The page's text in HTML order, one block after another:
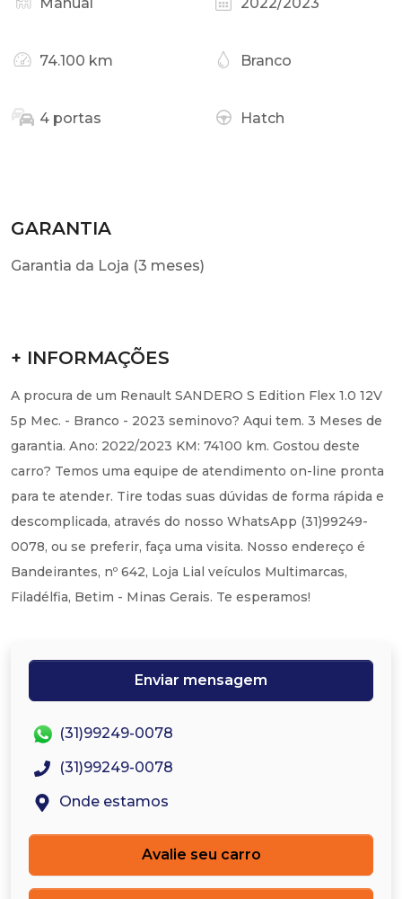
74.100 km Branco
4 portas Hatch
GARANTIA
Garantia da Loja (3 meses)
+ INFORMAÇÕES
A procura de um Renault SANDERO S Edition Flex 1.0 12V
5p Mec. - Branco - 2023 seminovo? Aqui tem. 3 Meses de
garantia. Ano: 2022/2023 KM: 74100 km. Gostou deste
carro? Temos uma equipe de atendimento on-line pronta
para te atender. Tire todas suas dúvidas de forma rápida e
descomplicada, através do nosso WhatsApp (31)99249-
0078, ou se preferir, faça uma visita. Nosso endereço é
Bandeirantes, nº 642, Loja Lial veículos Multimarcas,
Filadélfia, Betim - Minas Gerais. Te esperamos!
Enviar mensagem
(31)99249-0078
(31)99249-0078
Onde estamos
Avalie seu carro